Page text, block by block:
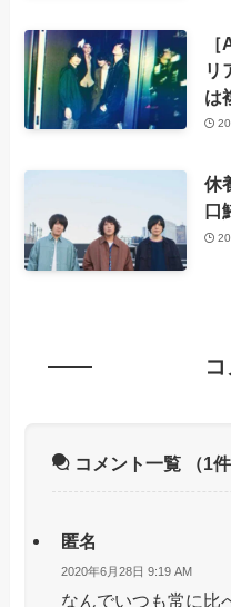
リ
は
休
口
コメント一覧 （1件
匿名
2020年6月28日 9:19 AM
なんでいつも常に比